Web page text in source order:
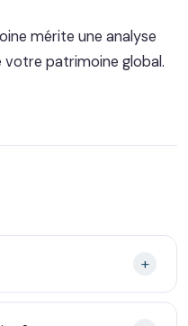
mérite une analyse
patrimoine global.
+